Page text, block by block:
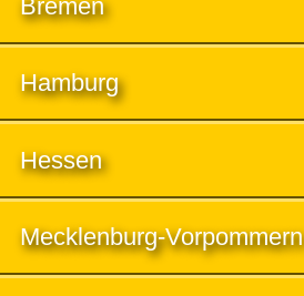
Bremen
Hamburg
Hessen
Mecklenburg-Vorpommern